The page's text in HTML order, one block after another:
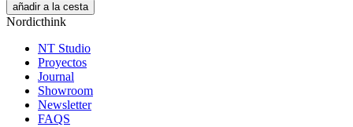
añadir a la cesta
Nordicthink
NT Studio
Proyectos
Journal
Showroom
Newsletter
FAQS